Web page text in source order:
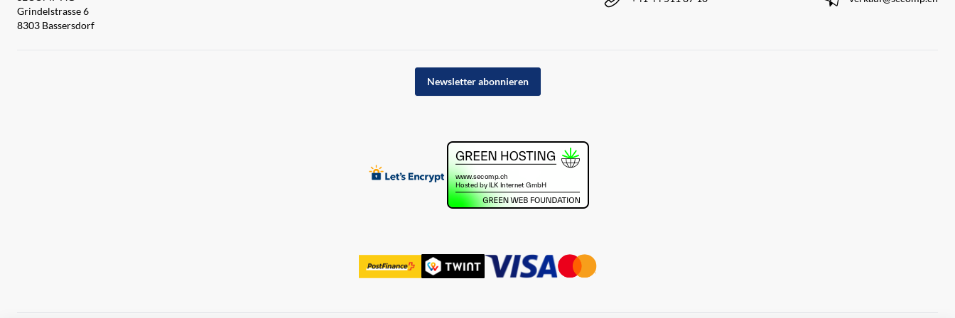
Grindelstrasse 6
8303 Bassersdorf
Newsletter abonnieren